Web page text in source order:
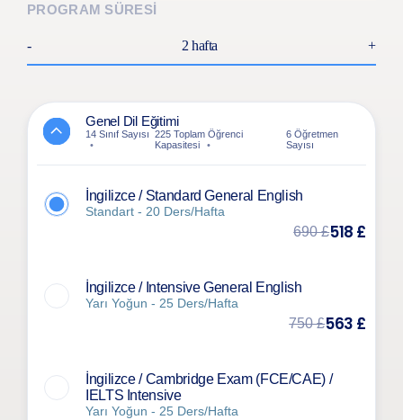
PROGRAM SÜRESİ
- 2 hafta +
Genel Dil Eğitimi
14 Sınıf Sayısı 225 Toplam Öğrenci
Kapasitesi
6 Öğretmen
Sayısı
İngilizce / Standard General English
Standart - 20 Ders/Hafta
690 £518 £
İngilizce / Intensive General English
Yarı Yoğun - 25 Ders/Hafta
750 £563 £
İngilizce / Cambridge Exam (FCE/CAE) /
IELTS Intensive
Yarı Yoğun - 25 Ders/Hafta